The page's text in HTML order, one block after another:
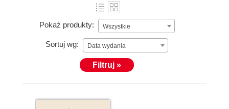
Pokaż produkty: Wszystkie
Sortuj wg: Data wydania
Filtruj »